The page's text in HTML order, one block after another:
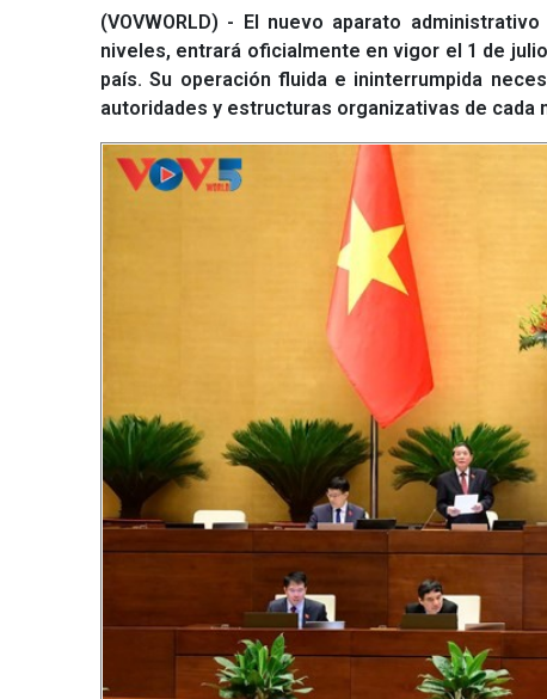
(VOVWORLD) - El nuevo aparato
niveles, entrará oficialmente en vigor el 1 de
país. Su operación fluida e ininterrumpida
autoridades y estructuras organizativas de cada